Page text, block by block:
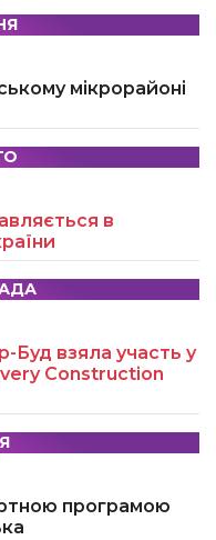
мікрорайоні
в
Буд взяла участь у
Construction
програмою